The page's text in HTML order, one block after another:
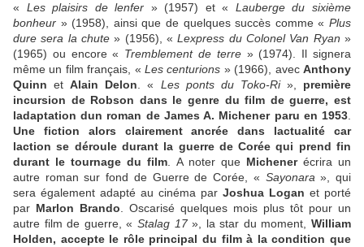
« Les plaisirs de lenfer » (1957) et « Lauberge du sixième
bonheur » (1958), ainsi que de quelques succès comme « Plus
dure sera la chute » (1956), «Lexpress du Colonel Van Ryan »
(1965) ou encore « Tremblement de terre» (1974). Il signera
même un film français, « Les centurions » (1966), avecAnthony
Quinn etAlain Delon . « Les ponts du Toko-Ri», première
incursion de Robson dans le genre du film de guerre, est
ladaptation dun roman de James A. Michener paru en 1953
Une fiction alors clairement ancrée dans lactualité car
laction se déroule durant la guerre de Corée qui prend fin
durant le tournage du film . A noter que Michenerécrira un
autre roman sur fond de Guerre de Corée, « Sayonara », qui
sera également adapté au cinéma par Joshua Logan et porté
par Marlon Brando . Oscarisé quelques mois plus tôt pour un
autre film de guerre, « Stalag 17», la star du moment,William
Holden, accepte le rôle principal du film à la condition que